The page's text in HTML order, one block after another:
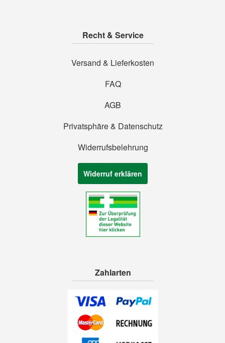
Recht & Service
Versand & Lieferkosten
FAQ
AGB
Privatsphäre & Datenschutz
Widerrufsbelehrung
Widerruf erklären
Zahlarten